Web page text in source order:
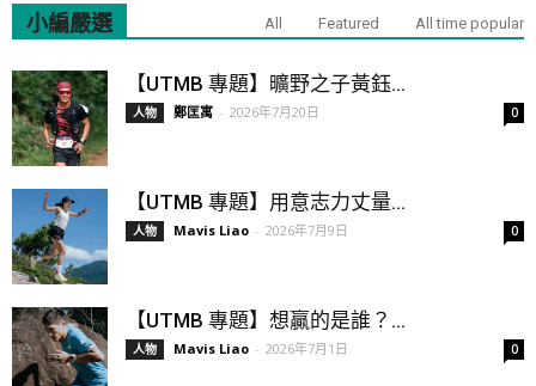
小編嚴選 All Featured All time popular
【UTMB 專題】曠野之子黃鈺...
人物 鄭匡寓 - 2026年7月20日 0
【UTMB 專題】用意志力丈量...
人物 Mavis Liao - 2026年7月9日 0
【UTMB 專題】想贏的是誰？...
人物 Mavis Liao - 2026年7月1日 0